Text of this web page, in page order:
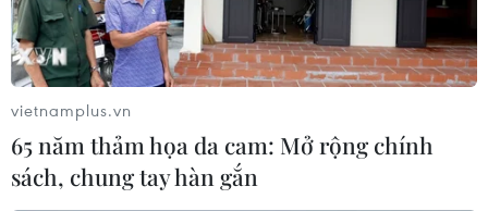
tuyển cử và bầu cử tổng thống là nhằm phục vụ lợi ích
chính trị của ông.
vietnamplus.vn
65 năm thảm họa da cam: Mở rộng chính
sách, chung tay hàn gắn